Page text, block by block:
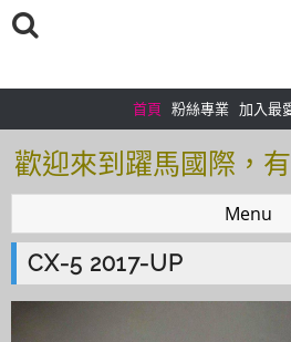
首頁 粉絲專業 加入最
歡迎來到躍馬國際，
迎加入＠官方帳號：
歡迎來到躍馬國際，
迎加入＠官方帳號：
Menu
CX-5 2017-UP